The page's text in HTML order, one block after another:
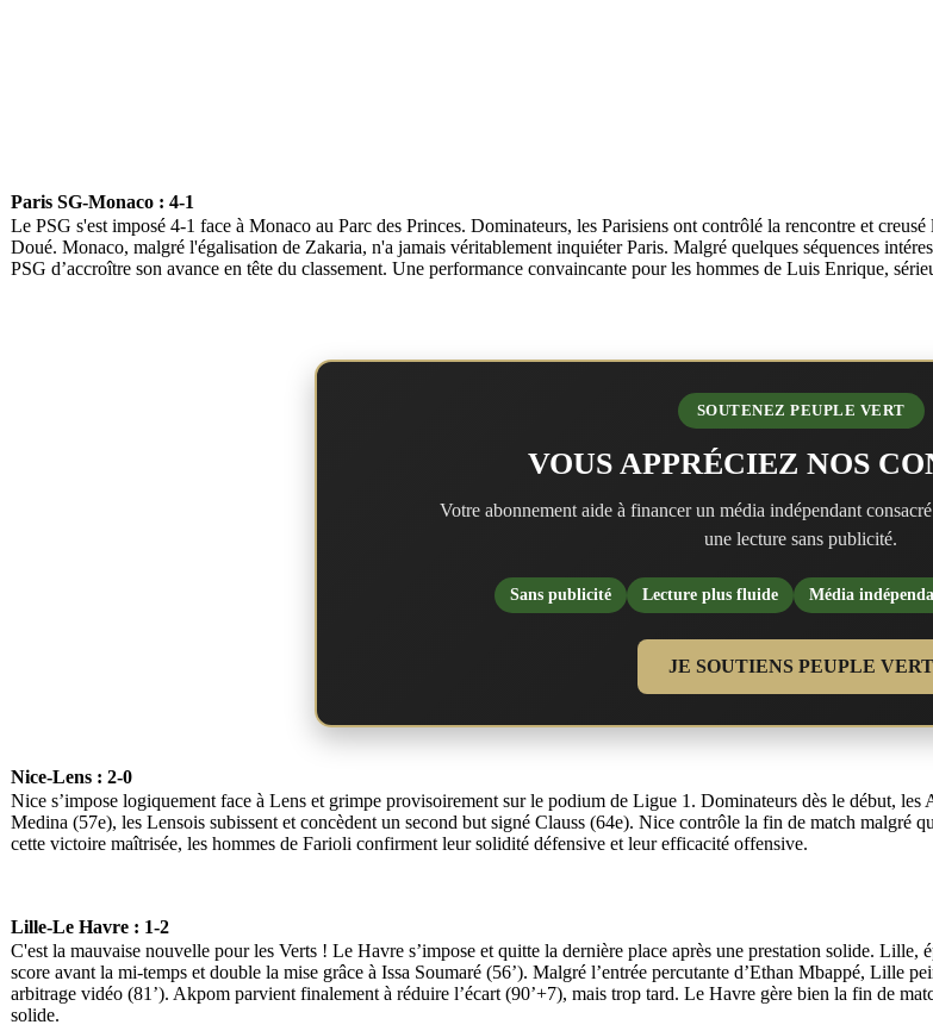
Paris SG-Monaco : 4-1
Le PSG s'est imposé 4-1 face à Monaco au Parc des Princes. Dominateurs, les Parisiens ont contrôlé la rencontre et
Doué. Monaco, malgré l'égalisation de Zakaria, n'a jamais véritablement inquiéter Paris. Malgré quelques séquences
PSG d’accroître son avance en tête du classement. Une performance convaincante pour les hommes de Luis Enrique,
SOUTENEZ PEUPLE VERT
VOUS APPRÉCIEZ NOS
Votre abonnement aide à financer un média indépendant
une lecture sans publicité.
Sans publicité Lecture plus fluide Média
JE SOUTIENS PEUPLE VERT
Nice-Lens : 2-0
Nice s’impose logiquement face à Lens et grimpe provisoirement sur le podium de Ligue 1. Dominateurs dès le début,
Medina (57e), les Lensois subissent et concèdent un second but signé Clauss (64e). Nice contrôle la fin de match malgré
cette victoire maîtrisée, les hommes de Farioli confirment leur solidité défensive et leur efficacité offensive.
Lille-Le Havre : 1-2
C'est la mauvaise nouvelle pour les Verts ! Le Havre s’impose et quitte la dernière place après une prestation solide.
score avant la mi-temps et double la mise grâce à Issa Soumaré (56’). Malgré l’entrée percutante d’Ethan Mbappé, Lille
arbitrage vidéo (81’). Akpom parvient finalement à réduire l’écart (90’+7), mais trop tard. Le Havre gère bien la fin de
solide.